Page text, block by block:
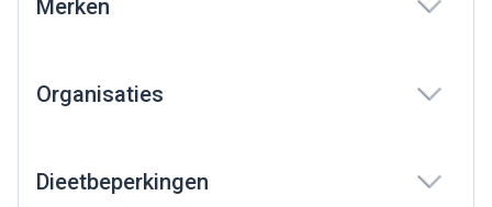
Merken
Organisaties
Dieetbeperkingen